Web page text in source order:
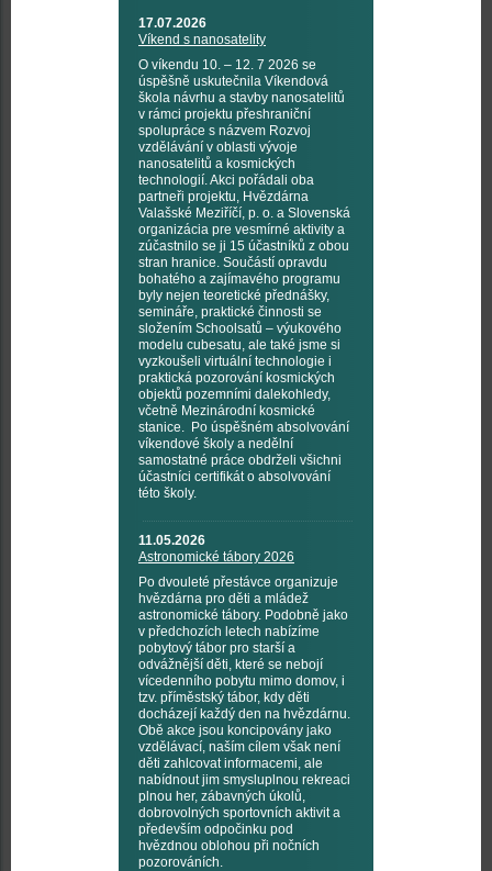
17.07.2026
Víkend s nanosatelity
O víkendu 10. – 12. 7 2026 se
úspěšně uskutečnila Víkendová
škola návrhu a stavby nanosatelitů
v rámci projektu přeshraniční
spolupráce s názvem Rozvoj
vzdělávání v oblasti vývoje
nanosatelitů a kosmických
technologií. Akci pořádali oba
partneři projektu, Hvězdárna
Valašské Meziříčí, p. o. a Slovenská
organizácia pre vesmírné aktivity a
zúčastnilo se ji 15 účastníků z obou
stran hranice. Součástí opravdu
bohatého a zajímavého programu
byly nejen teoretické přednášky,
semináře, praktické činnosti se
složením Schoolsatů – výukového
modelu cubesatu, ale také jsme si
vyzkoušeli virtuální technologie i
praktická pozorování kosmických
objektů pozemními dalekohledy,
včetně Mezinárodní kosmické
stanice. Po úspěšném absolvování
víkendové školy a nedělní
samostatné práce obdrželi všichni
účastníci certifikát o absolvování
této školy.
11.05.2026
Astronomické tábory 2026
Po dvouleté přestávce organizuje
hvězdárna pro děti a mládež
astronomické tábory. Podobně jako
v předchozích letech nabízíme
pobytový tábor pro starší a
odvážnější děti, které se nebojí
vícedenního pobytu mimo domov, i
tzv. příměstský tábor, kdy děti
docházejí každý den na hvězdárnu.
Obě akce jsou koncipovány jako
vzdělávací, naším cílem však není
děti zahlcovat informacemi, ale
nabídnout jim smysluplnou rekreaci
plnou her, zábavných úkolů,
dobrovolných sportovních aktivit a
především odpočinku pod
hvězdnou oblohou při nočních
pozorováních.